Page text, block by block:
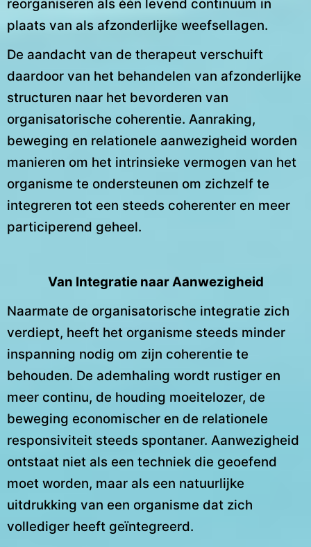
reorganiseren als één levend continuüm in
plaats van als afzonderlijke weefsellagen.
De aandacht van de therapeut verschuift
daardoor van het behandelen van afzonderlijke
structuren naar het bevorderen van
organisatorische coherentie. Aanraking,
beweging en relationele aanwezigheid worden
manieren om het intrinsieke vermogen van het
organisme te ondersteunen om zichzelf te
integreren tot een steeds coherenter en meer
participerend geheel.
Van Integratie naar Aanwezigheid
Naarmate de organisatorische integratie zich
verdiept, heeft het organisme steeds minder
inspanning nodig om zijn coherentie te
behouden. De ademhaling wordt rustiger en
meer continu, de houding moeitelozer, de
beweging economischer en de relationele
responsiviteit steeds spontaner. Aanwezigheid
ontstaat niet als een techniek die geoefend
moet worden, maar als een natuurlijke
uitdrukking van een organisme dat zich
vollediger heeft geïntegreerd.